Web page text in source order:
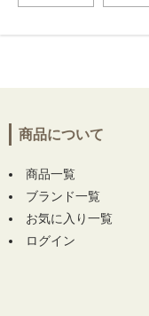
商品について
商品一覧
ブランド一覧
お気に入り一覧
ログイン